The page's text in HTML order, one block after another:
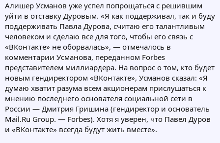
Алишер Усманов уже успел попрощаться с решившим
уйти в отставку Дуровым. «Я как поддерживал, так и буду
поддерживать Павла Дурова, считаю его талантливым
человеком и сделаю все для того, чтобы его связь с
«ВКонтакте» не оборвалась», — отмечалось в
комментарии Усманова, переданном Forbes
представителем миллиардера. На вопрос о том, кто будет
новым гендиректором «ВКонтакте», Усманов сказал: «Я
думаю хватит разума всем акционерам прислушаться к
мнению последнего основателя социальной сети в
России — Дмитрия Гришина (гендиректор и основатель
Mail.Ru Group. — Forbes). Хотя я уверен, что Павел Дуров
и «ВКонтакте» всегда будут жить вместе».